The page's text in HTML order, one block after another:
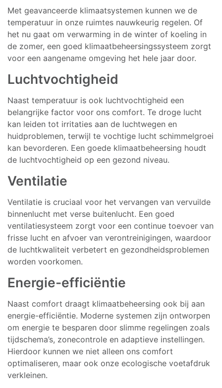
Met geavanceerde klimaatsystemen kunnen we de
temperatuur in onze ruimtes nauwkeurig regelen. Of
het nu gaat om verwarming in de winter of koeling in
de zomer, een goed klimaatbeheersingssysteem zorgt
voor een aangename omgeving het hele jaar door.
Luchtvochtigheid
Naast temperatuur is ook luchtvochtigheid een
belangrijke factor voor ons comfort. Te droge lucht
kan leiden tot irritaties aan de luchtwegen en
huidproblemen, terwijl te vochtige lucht schimmelgroei
kan bevorderen. Een goede klimaatbeheersing houdt
de luchtvochtigheid op een gezond niveau.
Ventilatie
Ventilatie is cruciaal voor het vervangen van vervuilde
binnenlucht met verse buitenlucht. Een goed
ventilatiesysteem zorgt voor een continue toevoer van
frisse lucht en afvoer van verontreinigingen, waardoor
de luchtkwaliteit verbetert en gezondheidsproblemen
worden voorkomen.
Energie-efficiëntie
Naast comfort draagt klimaatbeheersing ook bij aan
energie-efficiëntie. Moderne systemen zijn ontworpen
om energie te besparen door slimme regelingen zoals
tijdschema’s, zonecontrole en adaptieve instellingen.
Hierdoor kunnen we niet alleen ons comfort
optimaliseren, maar ook onze ecologische voetafdruk
verkleinen.